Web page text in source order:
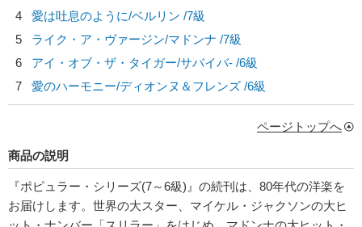
4
愛は吐息のように/ベルリン /7級
5
ライク・ア・ヴァージン/マドンナ /7級
6
アイ・オブ・ザ・タイガー/サバイバ- /6級
7
愛のハーモニー/ディオンヌ＆フレンズ /6級
ページトップへ
商品の説明
『ポピュラー・シリーズ(7～6級)』の続刊は、80年代の洋楽を
お届けします。世界の大スター、マイケル・ジャクソンの大ヒ